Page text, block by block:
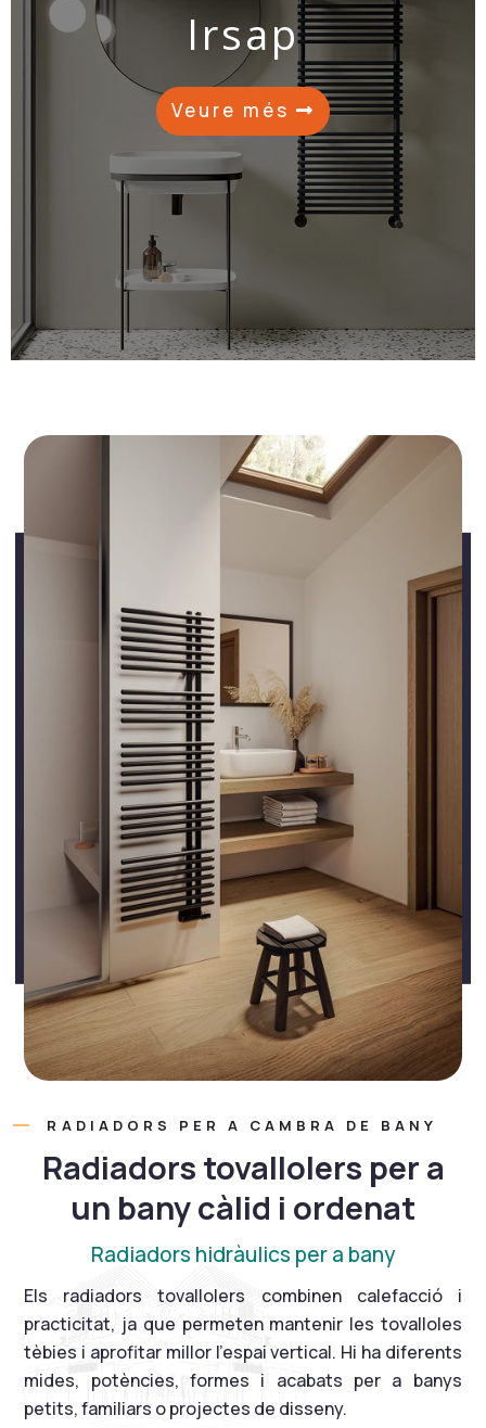
Irsap
Veure més
RADIADORS PER A CAMBRA DE BANY
Radiadors tovallolers per a
un bany càlid i ordenat
Radiadors hidràulics per a bany
Els radiadors tovallolers combinen calefacció i
practicitat, ja que permeten mantenir les tovalloles
tèbies i aprofitar millor l’espai vertical. Hi ha diferents
mides, potències, formes i acabats per a banys
petits, familiars o projectes de disseny.